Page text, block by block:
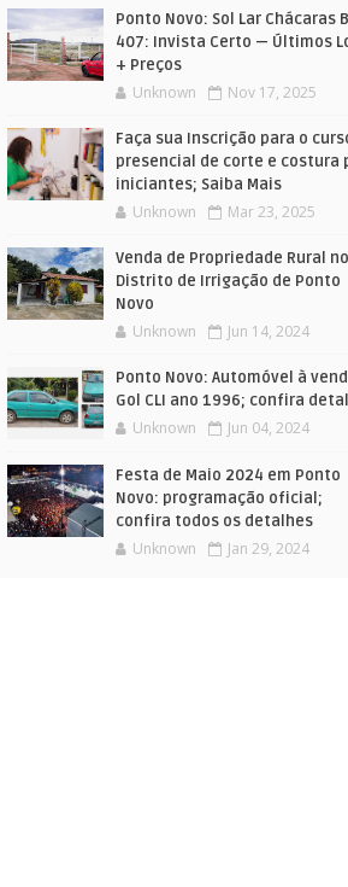
Ponto Novo: Sol Lar Chácaras
407: Invista Certo — Últimos
+ Preços
Unknown Nov 17, 2025
Faça sua Inscrição para o
presencial de corte e costura
iniciantes; Saiba Mais
Unknown Mar 23, 2025
Venda de Propriedade Rural no
Distrito de Irrigação de Ponto
Novo
Unknown Jun 14, 2024
Ponto Novo: Automóvel à
Gol CLI ano 1996; confira
Unknown Jun 04, 2024
Festa de Maio 2024 em Ponto
Novo: programação oficial;
confira todos os detalhes
Unknown Jan 29, 2024